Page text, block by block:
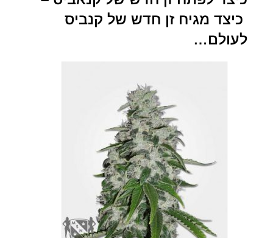
כיצד מגיח זן חדש של קנביס
לעולם…